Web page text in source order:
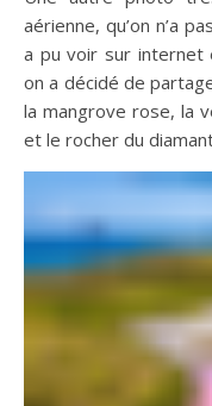
aérienne, qu’on n’a
a pu voir sur internet
on a décidé de
la mangrove rose, la
et le rocher du